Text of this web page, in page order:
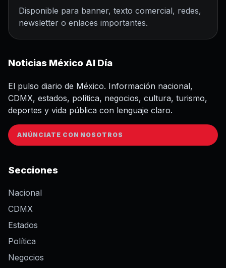
Disponible para banner, texto comercial, redes,
newsletter o enlaces importantes.
Noticias México Al Día
El pulso diario de México. Información nacional,
CDMX, estados, política, negocios, cultura, turismo,
deportes y vida pública con lenguaje claro.
ANÚNCIATE CON NOSOTROS
Secciones
Nacional
CDMX
Estados
Política
Negocios